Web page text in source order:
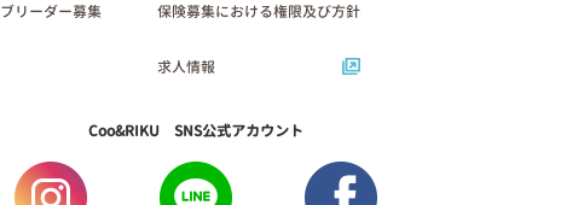
ブリーダー募集
保険募集における権限及び方針
求人情報
Coo&RIKU SNS公式アカウント